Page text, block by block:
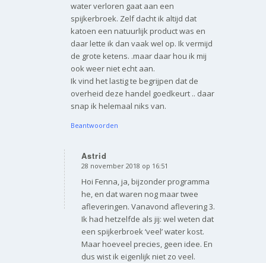
water verloren gaat aan een
spijkerbroek. Zelf dacht ik altijd dat
katoen een natuurlijk product was en
daar lette ik dan vaak wel op. Ik vermijd
de grote ketens. .maar daar hou ik mij
ook weer niet echt aan.
Ik vind het lastig te begrijpen dat de
overheid deze handel goedkeurt .. daar
snap ik helemaal niks van.
Beantwoorden
Astrid
zegt:
28 november 2018 op 16:51
Hoi Fenna, ja, bijzonder programma
he, en dat waren nog maar twee
afleveringen. Vanavond aflevering 3.
Ik had hetzelfde als jij: wel weten dat
een spijkerbroek ‘veel’ water kost.
Maar hoeveel precies, geen idee. En
dus wist ik eigenlijk niet zo veel.